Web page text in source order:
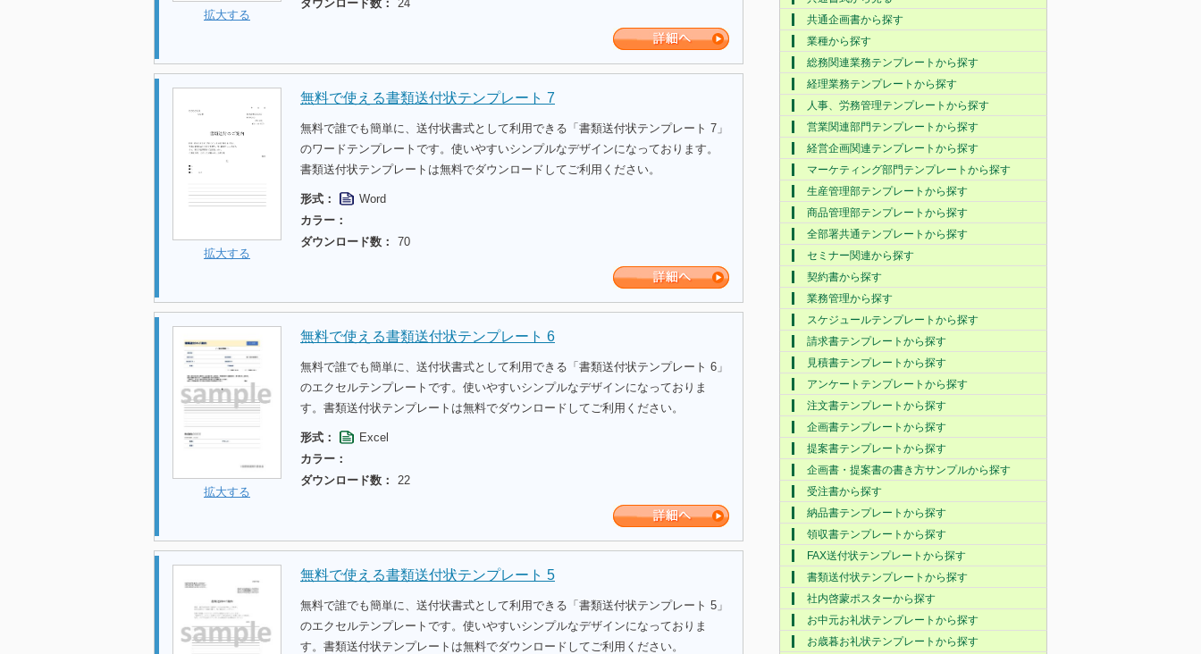
拡大する
ダウンロード数：
24
拡大する
無料で使える書類送付状テンプレート 7
無料で誰でも簡単に、送付状書式として利用できる「書類送付状テンプレート 7」
のワードテンプレートです。使いやすいシンプルなデザインになっております。
書類送付状テンプレートは無料でダウンロードしてご利用ください。
形式：
Word
カラー：
ダウンロード数：
70
拡大する
無料で使える書類送付状テンプレート 6
無料で誰でも簡単に、送付状書式として利用できる「書類送付状テンプレート 6」
のエクセルテンプレートです。使いやすいシンプルなデザインになっておりま
す。書類送付状テンプレートは無料でダウンロードしてご利用ください。
形式：
Excel
カラー：
ダウンロード数：
22
無料で使える書類送付状テンプレート 5
無料で誰でも簡単に、送付状書式として利用できる「書類送付状テンプレート 5」
のエクセルテンプレートです。使いやすいシンプルなデザインになっておりま
す。書類送付状テンプレートは無料でダウンロードしてご利用ください。
共通企画書から探す
業種から探す
総務関連業務テンプレートから探す
経理業務テンプレートから探す
人事、労務管理テンプレートから探す
営業関連部門テンプレートから探す
経営企画関連テンプレートから探す
マーケティング部門テンプレートから探す
生産管理部テンプレートから探す
商品管理部テンプレートから探す
全部署共通テンプレートから探す
セミナー関連から探す
契約書から探す
業務管理から探す
スケジュールテンプレートから探す
請求書テンプレートから探す
見積書テンプレートから探す
アンケートテンプレートから探す
注文書テンプレートから探す
企画書テンプレートから探す
提案書テンプレートから探す
企画書・提案書の書き方サンプルから探す
受注書から探す
納品書テンプレートから探す
領収書テンプレートから探す
FAX送付状テンプレートから探す
書類送付状テンプレートから探す
社内啓蒙ポスターから探す
お中元お礼状テンプレートから探す
お歳暮お礼状テンプレートから探す